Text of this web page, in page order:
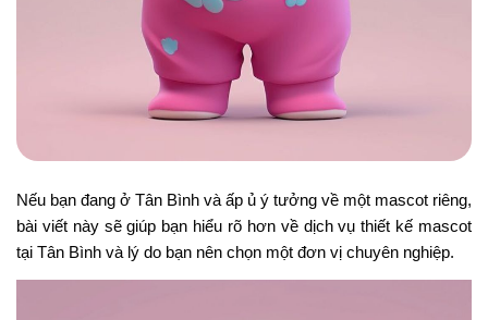
Nếu bạn đang ở Tân Bình và ấp ủ ý tưởng về một mascot riêng,
bài viết này sẽ giúp bạn hiểu rõ hơn về dịch vụ thiết kế mascot
tại Tân Bình và lý do bạn nên chọn một đơn vị chuyên nghiệp.